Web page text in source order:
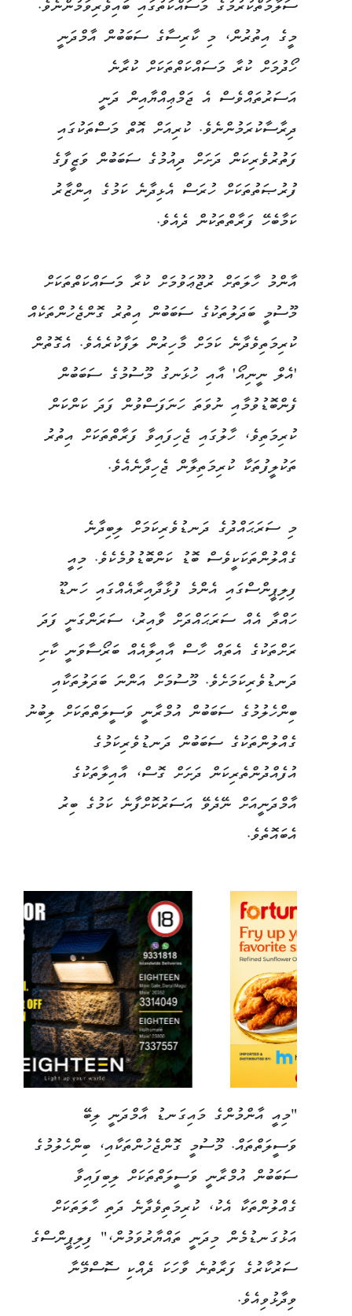
ސަލާމަތްކުރުމުގެ މަސައްކަތުގައި ބައިވެރިވަމުންނެވެ.
މީގެ އިތުރުން، މި ކާރިސާގެ ސަބަބުން އާމްދަނީ
ހޯދުމަށް ކުރާ މަސައްކަތްތަކަށް ކުރާނެ
އަސަރުތައްވެސް އެ ޖަމްޢިއްޔާއިން ދަނީ
ދިރާސާކުރަމުންނެވެ. ކުރިއަށް އޮތް މަސްތަކުގައި
ފަތުރުވެރިކަން ދަށަށް ދިއުމުގެ ސަބަބުން ވަޒީފާގެ
ފުރުޞަތުތަކަށް ހުރަސް އެޅިދާނެ ކަމުގެ އިންޒާރު
ކަމާބެހޭ ފަރާތްތަކުން ދެއެވެ.
އާންމު ހާލަތަށް ރުޖޫޢަވުމަށް ކުރާ މަސައްކަތްތަކަށް
މޫސުމީ ބަދަލުތަކުގެ ސަބަބުން އިތުރު ގޮންޖެހުންތަކެއް
ކުރިމަތިވެދާނެ ކަމަށް މާހިރުން ލަފާކުރެއެވެ. އެގޮތުން
'އެލް ނީނިއޯ' އާއި ހުޅަނގު މޫސުމުގެ ސަބަބުން
ފެންބޮޑުވުމާއި ނުވަތަ ހަނަފަސްވުން ފަދަ ކަންކަން
ކުރިމަތިވެ، ހާލުގައި ޖެހިފައިވާ ފަރާތްތަކަށް އިތުރު
ތަކުލީފުތަކާ ކުރިމަތިލާން ޖެހިދާނެއެވެ.
މި ސަރަޙައްދުގެ ދަނޑުވެރިކަމަށް ލިބިދާނެ
ގެއްލުންތަކަކީވެސް ބޮޑު ކަންބޮޑުވުމެކެވެ. މިއީ
ފިލިޕީންސްގައި އެންމެ ފުޅާދާއިރާއެއްގައި ހަނޑޫ
ހައްދާ އެއް ސަރަޙައްދަށް ވާއިރު، ސަރަންގަނީ ފަދަ
ރަށްތަކުގެ އެތައް ހާސް އާއިލާއެއް ބަރޯސާވަނީ ކާށި
ދަނޑުވެރިކަމަށެވެ. މޫސުމަށް އަންނަ ބަދަލުތަކާއި
ބިންހެލުމުގެ ސަބަބުން އުމްރާނީ ވަސީލަތްތަކަށް ލިބުނު
ގެއްލުންތަކުގެ ސަބަބުން ދަނޑުވެރިކަމުގެ
އުފެއްދުންތެރިކަން ދަށަށް ގޮސް، އާއިލާތަކުގެ
އާމްދަނީއަށް ނޭދެވޭ އަސަރުކޮށްފާނެ ކަމުގެ ބިރު
އެބައޮތެވެ.
"މިއީ އާންމުންގެ މައިގަނޑު އާމްދަނީ ލިބޭ
ވަސީލަތްތައް. މޫސުމީ ގޮންޖެހުންތަކާއި، ބިންހެލުމުގެ
ސަބަބުން އުމްރާނީ ވަސީލަތްތަކަށް ލިބިފައިވާ
ގެއްލުންތަކާ އެކު، ކުރިމަތިވެދާނެ ދަތި ހާލަތަކަށް
އަޅުގަނޑުމެން މިދަނީ ތައްޔާރުވަމުން،" ފިލިޕީންސްގެ
ސަރުކާރުގެ ފަރާތުނެ ވާހަކަ ދެއްކި ސޮސްމޭނާ
ވިދާޅުވިއެވެ.